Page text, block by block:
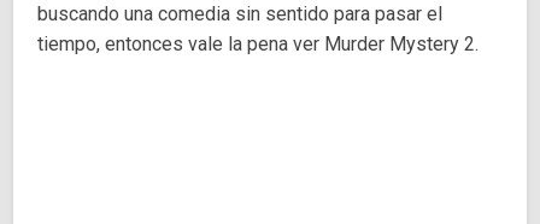
buscando una comedia sin sentido para pasar el
tiempo, entonces vale la pena ver Murder Mystery 2.